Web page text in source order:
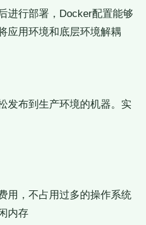
进行部署，Docker配置能够
应用环境和底层环境解耦
发布到生产环境的机器。实
用，不占用过多的操作系统
内存